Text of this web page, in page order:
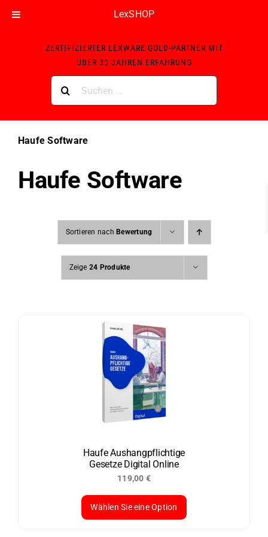
LexSHOP
ZERTIFIZIERTER LEXWARE GOLD-PARTNER MIT
ÜBER 30 JAHREN ERFAHRUNG
nach:
Haufe Software
Haufe Software
Sortieren nachBewertung
Zeige 24 Produkte
Haufe Aushangpflichtige
Gesetze Digital Online
119,00 €
Wählen Sie eine Option